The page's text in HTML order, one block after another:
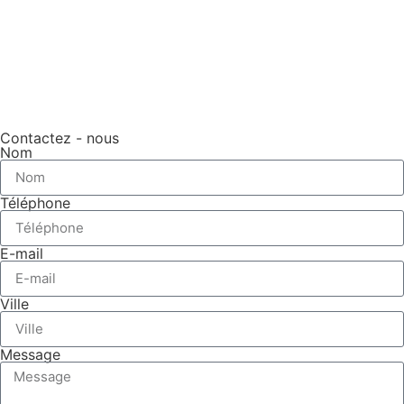
Contactez - nous
Nom
Téléphone
E-mail
Ville
Message